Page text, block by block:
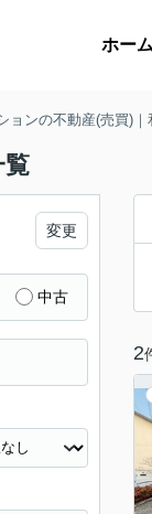
ホーム
ョンの不動産(売買)
覧
2
変更
中古